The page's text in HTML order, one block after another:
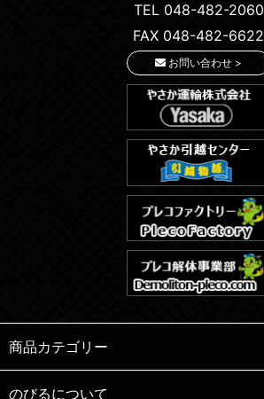
TEL 048-482-2060
FAX 048-482-6622
お問い合わせ >
商品カテゴリー
のびるについて